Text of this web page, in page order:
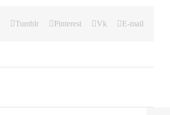
Tumblr Pinterest Vk E-mail